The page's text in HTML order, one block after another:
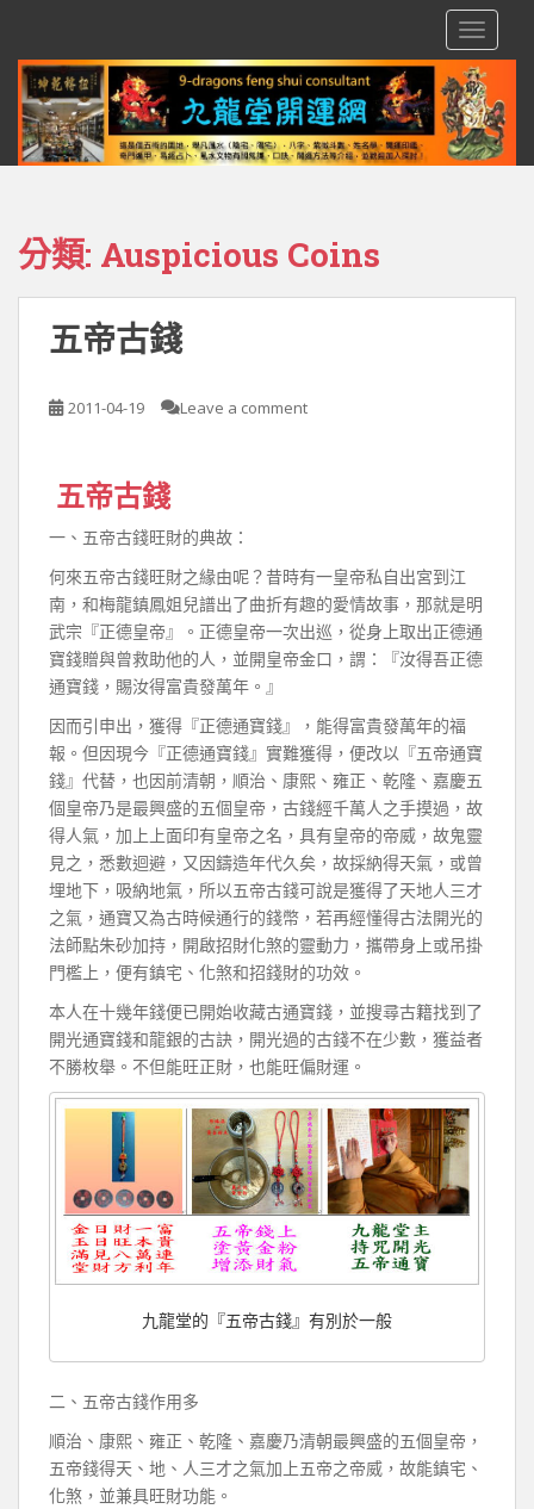
分類: Auspicious Coins
五帝古錢
2011-04-19 Leave a comment
五帝古錢
一、五帝古錢旺財的典故：
何來五帝古錢旺財之緣由呢？昔時有一皇帝私自出宮到江
南，和梅龍鎮鳳姐兒譜出了曲折有趣的愛情故事，那就是明
武宗『正德皇帝』。正德皇帝一次出巡，從身上取出正德通
寶錢贈與曾救助他的人，並開皇帝金口，謂：『汝得吾正德
通寶錢，賜汝得富貴發萬年。』
因而引申出，獲得『正德通寶錢』，能得富貴發萬年的福
報。但因現今『正德通寶錢』實難獲得，便改以『五帝通寶
錢』代替，也因前清朝，順治、康熙、雍正、乾隆、嘉慶五
個皇帝乃是最興盛的五個皇帝，古錢經千萬人之手摸過，故
得人氣，加上上面印有皇帝之名，具有皇帝的帝威，故鬼靈
見之，悉數迴避，又因鑄造年代久矣，故採納得天氣，或曾
埋地下，吸納地氣，所以五帝古錢可說是獲得了天地人三才
之氣，通寶又為古時候通行的錢幣，若再經懂得古法開光的
法師點朱砂加持，開啟招財化煞的靈動力，攜帶身上或吊掛
門檻上，便有鎮宅、化煞和招錢財的功效。
本人在十幾年錢便已開始收藏古通寶錢，並搜尋古籍找到了
開光通寶錢和龍銀的古訣，開光過的古錢不在少數，獲益者
不勝枚舉。不但能旺正財，也能旺偏財運。
九龍堂的『五帝古錢』有別於一般
二、五帝古錢作用多
順治、康熙、雍正、乾隆、嘉慶乃清朝最興盛的五個皇帝，
五帝錢得天、地、人三才之氣加上五帝之帝威，故能鎮宅、
化煞，並兼具旺財功能。